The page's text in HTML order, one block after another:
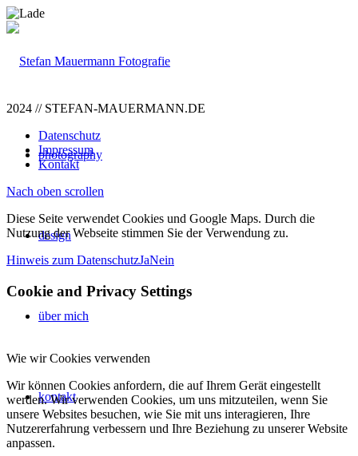
photography
design
über mich
kontakt
2024 // STEFAN-MAUERMANN.DE
Datenschutz
Impressum
Kontakt
Nach oben scrollen
Diese Seite verwendet Cookies und Google Maps. Durch die
Nutzung der Webseite stimmen Sie der Verwendung zu.
Hinweis zum DatenschutzJaNein
Cookie and Privacy Settings
Wie wir Cookies verwenden
Wir können Cookies anfordern, die auf Ihrem Gerät eingestellt
werden. Wir verwenden Cookies, um uns mitzuteilen, wenn Sie
unsere Websites besuchen, wie Sie mit uns interagieren, Ihre
Nutzererfahrung verbessern und Ihre Beziehung zu unserer Website
anpassen.